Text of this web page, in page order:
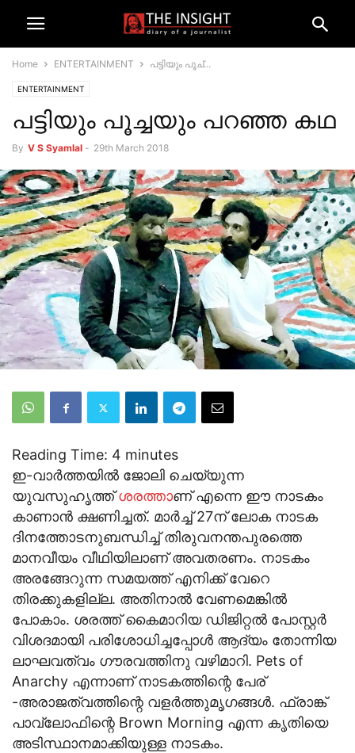
Home ENTERTAINMENT പട്ടിയും പൂച്...
ENTERTAINMENT
പട്ടിയും പൂച്ചയും പറഞ്ഞ കഥ
By V S Syamlal - 29th March 2018
Reading Time: 4 minutes
ഇ-വാര്‍ത്തയില്‍ ജോലി ചെയ്യുന്ന
യുവസുഹൃത്ത്ശരത്താണ് എന്നെ ഈ നാടകം
കാണാന്‍ ക്ഷണിച്ചത്. മാര്‍ച്ച് 27ന് ലോക നാടക
ദിനത്തോടനുബന്ധിച്ച് തിരുവനന്തപുരത്തെ
മാനവീയം വീഥിയിലാണ് അവതരണം. നാടകം
അരങ്ങേറുന്ന സമയത്ത് എനിക്ക് വേറെ
തിരക്കുകളില്ല. അതിനാല്‍ വേണമെങ്കില്‍
പോകാം. ശരത്ത് കൈമാറിയ ഡിജിറ്റല്‍ പോസ്റ്റര്‍
വിശദമായി പരിശോധിച്ചപ്പോള്‍ ആദ്യം തോന്നിയ
ലാഘവത്വം ഗൗരവത്തിനു വഴിമാറി. Pets of
Anarchy എന്നാണ് നാടകത്തിന്റെ പേര്
-അരാജത്വത്തിന്റെ വളര്‍ത്തുമൃഗങ്ങള്‍. ഫ്രാങ്ക്
പാവ്‌ലോഫിന്റെ Brown Morning എന്ന കൃതിയെ
അടിസ്ഥാനമാക്കിയുള്ള നാടകം.